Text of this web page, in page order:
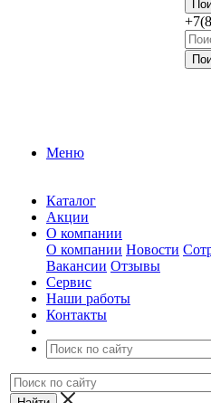
Меню
Каталог
Акции
О компании
О компании Новости
Вакансии Отзывы
Сервис
Наши работы
Контакты